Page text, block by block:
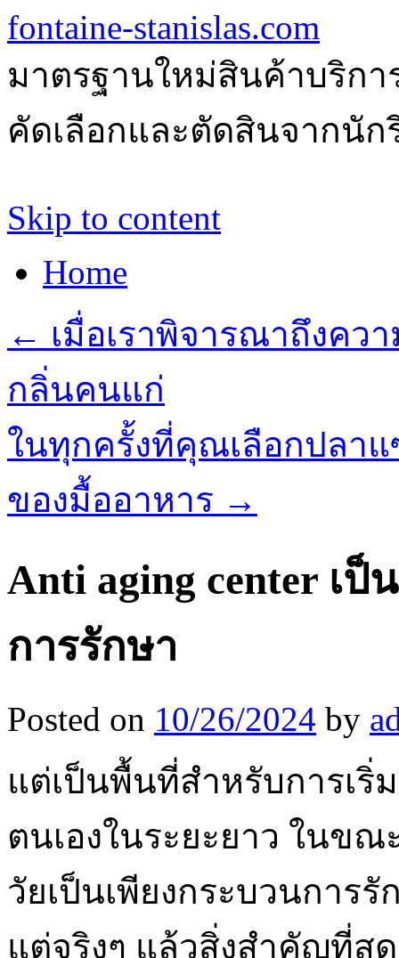
fontaine-stanislas.com
มาตรฐานใหม่สินค้าบริกา
คัดเลือกและตัดสินจากนั
Skip to content
Home
← เมื่อเราพิจารณาถึงค
กลิ่นคนแก่
ในทุกครั้งที่คุณเลือกปลา
ของมื้ออาหาร →
Anti aging center เ
การรักษา
Posted on 10/26/2024 by
แต่เป็นพื้นที่สำหรับการเ
ตนเองในระยะยาว ในข
วัยเป็นเพียงกระบวนการ
แต่จริงๆ แล้วสิ่งสำคัญที่สุ